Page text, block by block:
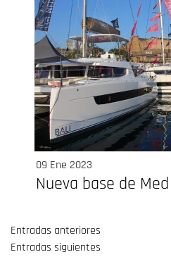
09 Ene 2023
Nueva base de
Navegación
Entradas anteriores
Entradas siguientes